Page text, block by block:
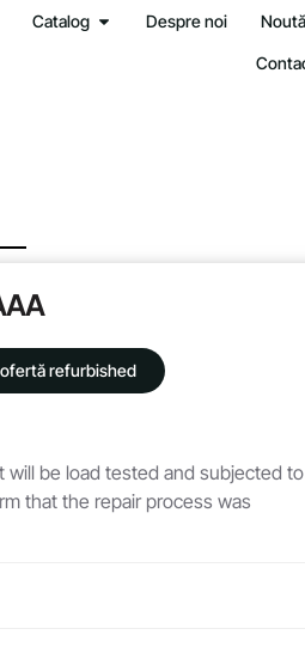
Catalog Despre noi
refurbished
will be load tested and subjected to
that the repair process was